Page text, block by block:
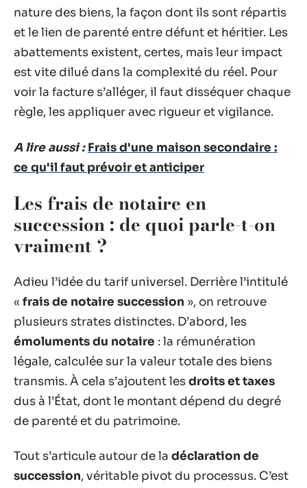
nature des biens, la façon dont ils sont répartis
et le lien de parenté entre défunt et héritier. Les
abattements existent, certes, mais leur impact
est vite dilué dans la complexité du réel. Pour
voir la facture s’alléger, il faut disséquer chaque
règle, les appliquer avec rigueur et vigilance.
A lire aussi : Frais d'une maison secondaire :
ce qu'il faut prévoir et anticiper
Les frais de notaire en
succession : de quoi parle-t-on
vraiment ?
Adieu l’idée du tarif universel. Derrière l’intitulé
« frais de notaire succession », on retrouve
plusieurs strates distinctes. D’abord, les
émoluments du notaire : la rémunération
légale, calculée sur la valeur totale des biens
transmis. À cela s’ajoutent lesdroits et taxes
dus à l’État, dont le montant dépend du degré
de parenté et du patrimoine.
Tout s’articule autour de la déclaration de
succession, véritable pivot du processus. C’est